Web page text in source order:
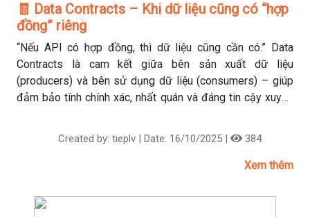
🧾 Data Contracts – Khi dữ liệu cũng có “hợp
đồng” riêng
“Nếu API có hợp đồng, thì dữ liệu cũng cần có.” Data
Contracts là cam kết giữa bên sản xuất dữ liệu
(producers) và bên sử dụng dữ liệu (consumers) – giúp
đảm bảo tính chính xác, nhất quán và đáng tin cậy xuyên
Created by: tieplv | Date: 16/10/2025 | 384
Xem thêm